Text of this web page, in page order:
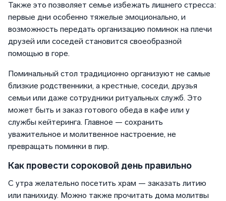
Также это позволяет семье избежать лишнего стресса:
первые дни особенно тяжелые эмоционально, и
возможность передать организацию поминок на плечи
друзей или соседей становится своеобразной
помощью в горе.
Поминальный стол традиционно организуют не самые
близкие родственники, а крестные, соседи, друзья
семьи или даже сотрудники ритуальных служб. Это
может быть и заказ готового обеда в кафе или у
службы кейтеринга. Главное — сохранить
уважительное и молитвенное настроение, не
превращать поминки в пир.
Как провести сороковой день правильно
С утра желательно посетить храм — заказать литию
или панихиду. Можно также прочитать дома молитвы